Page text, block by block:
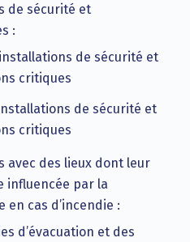
de sécurité et
:
de sécurité et
critiques
de sécurité et
critiques
avec des lieux dont leur
influencée par la
en cas d’incendie :
d’évacuation et des